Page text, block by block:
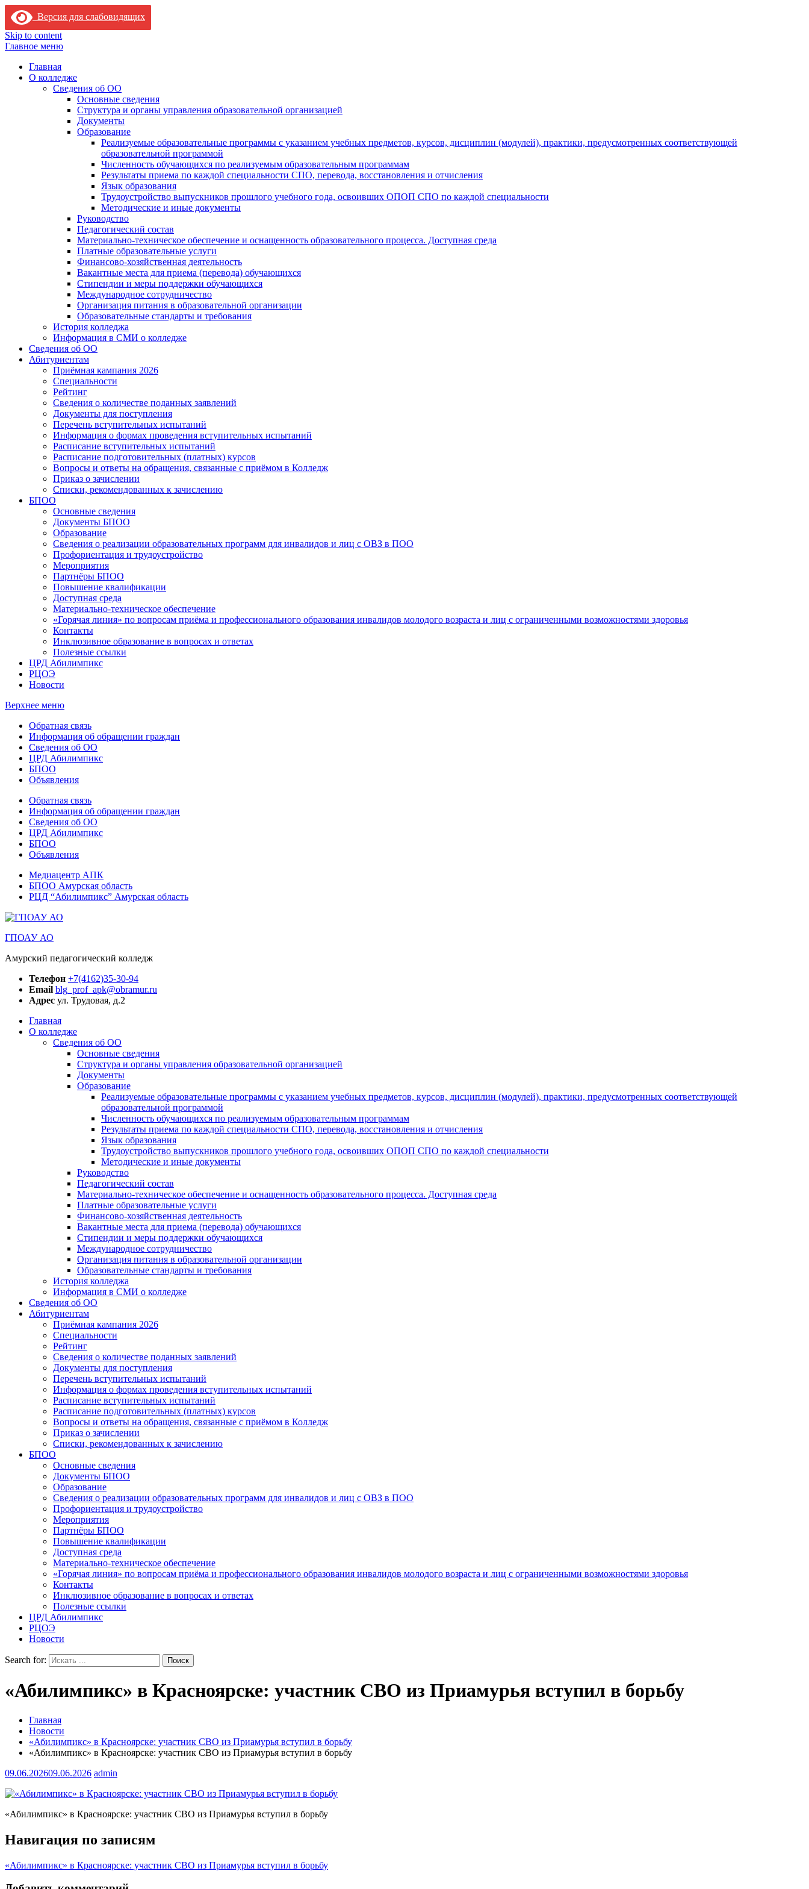
Версия для слабовидящих
Skip to content
Главное меню
Главная
О колледже
Сведения об ОО
Основные сведения
Структура и органы управления образовательной организацией
Документы
Образование
Реализуемые образовательные программы с указанием учебных предметов, курсов, дисциплин (модулей), практики, предусмотренных соответствующей
образовательной программой
Численность обучающихся по реализуемым образовательным программам
Результаты приема по каждой специальности СПО, перевода, восстановления и отчисления
Язык образования
Трудоустройство выпускников прошлого учебного года, освоивших ОПОП СПО по каждой специальности
Методические и иные документы
Руководство
Педагогический состав
Материально-техническое обеспечение и оснащенность образовательного процесса. Доступная среда
Платные образовательные услуги
Финансово-хозяйственная деятельность
Вакантные места для приема (перевода) обучающихся
Стипендии и меры поддержки обучающихся
Международное сотрудничество
Организация питания в образовательной организации
Образовательные стандарты и требования
История колледжа
Информация в СМИ о колледже
Сведения об ОО
Абитуриентам
Приёмная кампания 2026
Специальности
Рейтинг
Сведения о количестве поданных заявлений
Документы для поступления
Перечень вступительных испытаний
Информация о формах проведения вступительных испытаний
Расписание вступительных испытаний
Расписание подготовительных (платных) курсов
Вопросы и ответы на обращения, связанные с приёмом в Колледж
Приказ о зачислении
Списки, рекомендованных к зачислению
БПОО
Основные сведения
Документы БПОО
Образование
Сведения о реализации образовательных программ для инвалидов и лиц с ОВЗ в ПОО
Профориентация и трудоустройство
Мероприятия
Партнёры БПОО
Повышение квалификации
Доступная среда
Материально-техническое обеспечение
«Горячая линия» по вопросам приёма и профессионального образования инвалидов молодого возраста и лиц с ограниченными возможностями здоровья
Контакты
Инклюзивное образование в вопросах и ответах
Полезные ссылки
ЦРД Абилимпикс
РЦОЭ
Новости
Верхнее меню
Обратная связь
Информация об обращении граждан
Сведения об ОО
ЦРД Абилимпикс
БПОО
Объявления
Обратная связь
Информация об обращении граждан
Сведения об ОО
ЦРД Абилимпикс
БПОО
Объявления
Медиацентр АПК
БПОО Амурская область
РЦД “Абилимпикс” Амурская область
ГПОАУ АО
Амурский педагогический колледж
Телефон +7(4162)35-30-94
Email blg_prof_apk@obramur.ru
Адрес ул. Трудовая, д.2
Главная
О колледже
Сведения об ОО
Основные сведения
Структура и органы управления образовательной организацией
Документы
Образование
Реализуемые образовательные программы с указанием учебных предметов, курсов, дисциплин (модулей), практики, предусмотренных соответствующей
образовательной программой
Численность обучающихся по реализуемым образовательным программам
Результаты приема по каждой специальности СПО, перевода, восстановления и отчисления
Язык образования
Трудоустройство выпускников прошлого учебного года, освоивших ОПОП СПО по каждой специальности
Методические и иные документы
Руководство
Педагогический состав
Материально-техническое обеспечение и оснащенность образовательного процесса. Доступная среда
Платные образовательные услуги
Финансово-хозяйственная деятельность
Вакантные места для приема (перевода) обучающихся
Стипендии и меры поддержки обучающихся
Международное сотрудничество
Организация питания в образовательной организации
Образовательные стандарты и требования
История колледжа
Информация в СМИ о колледже
Сведения об ОО
Абитуриентам
Приёмная кампания 2026
Специальности
Рейтинг
Сведения о количестве поданных заявлений
Документы для поступления
Перечень вступительных испытаний
Информация о формах проведения вступительных испытаний
Расписание вступительных испытаний
Расписание подготовительных (платных) курсов
Вопросы и ответы на обращения, связанные с приёмом в Колледж
Приказ о зачислении
Списки, рекомендованных к зачислению
БПОО
Основные сведения
Документы БПОО
Образование
Сведения о реализации образовательных программ для инвалидов и лиц с ОВЗ в ПОО
Профориентация и трудоустройство
Мероприятия
Партнёры БПОО
Повышение квалификации
Доступная среда
Материально-техническое обеспечение
«Горячая линия» по вопросам приёма и профессионального образования инвалидов молодого возраста и лиц с ограниченными возможностями здоровья
Контакты
Инклюзивное образование в вопросах и ответах
Полезные ссылки
ЦРД Абилимпикс
РЦОЭ
Новости
Search for:
«Абилимпикс» в Красноярске: участник СВО из Приамурья вступил в борьбу
Главная
Новости
«Абилимпикс» в Красноярске: участник СВО из Приамурья вступил в борьбу
«Абилимпикс» в Красноярске: участник СВО из Приамурья вступил в борьбу
09.06.202609.06.2026 admin
«Абилимпикс» в Красноярске: участник СВО из Приамурья вступил в борьбу
Навигация по записям
«Абилимпикс» в Красноярске: участник СВО из Приамурья вступил в борьбу